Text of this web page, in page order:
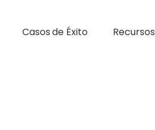
Casos de Éxito Recursos